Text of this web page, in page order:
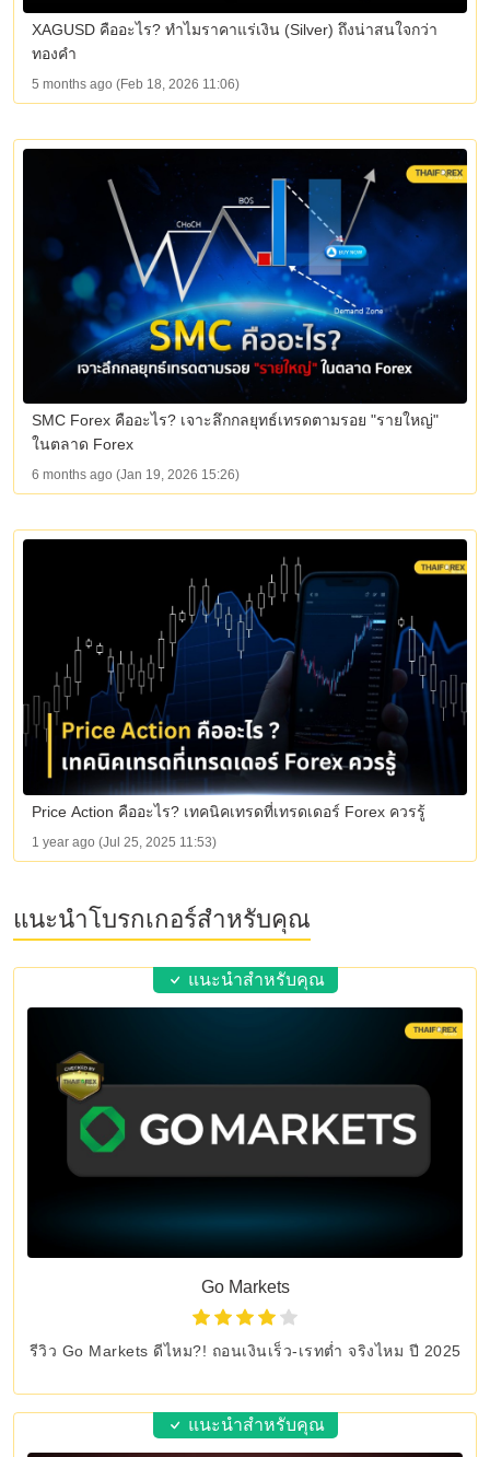
XAGUSD คืออะไร? ทำไมราคาแร่เงิน (Silver) ถึงน่าสนใจกว่า
ทองคำ
5 months ago (Feb 18, 2026 11:06)
SMC Forex คืออะไร? เจาะลึกกลยุทธ์เทรดตามรอย "รายใหญ่"
ในตลาด Forex
6 months ago (Jan 19, 2026 15:26)
Price Action คืออะไร? เทคนิคเทรดที่เทรดเดอร์ Forex ควรรู้
1 year ago (Jul 25, 2025 11:53)
แนะนำโบรกเกอร์สำหรับคุณ
แนะนำสำหรับคุณ
Go Markets
รีวิว Go Markets ดีไหม?! ถอนเงินเร็ว-เรทต่ำ จริงไหม ปี 2025
แนะนำสำหรับคุณ